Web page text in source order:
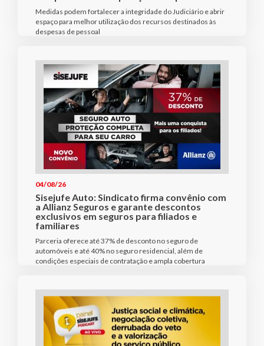
Medidas podem fortalecer a integridade do Judiciário e abrir
espaço para melhor utilização dos recursos destinados às
despesas de pessoal
04/08/26
Sisejufe Auto: Sindicato firma convênio com
a Allianz Seguros e garante descontos
exclusivos em seguros para filiados e
familiares
Parceria oferece até 37% de desconto no seguro de
automóveis e até 40% no seguro residencial, além de
condições especiais de contratação e ampla cobertura